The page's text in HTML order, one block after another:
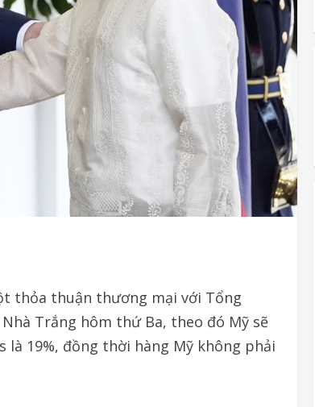
thỏa thuận thương mại với Tổng
Trắng hôm thứ Ba, theo đó Mỹ sẽ
19%, đồng thời hàng Mỹ không phải